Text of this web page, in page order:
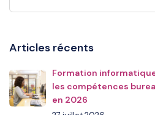
Articles récents
Formation
les compétences
en 2026